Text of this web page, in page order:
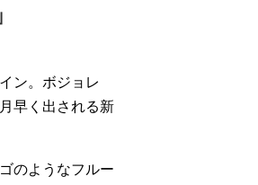
ン。ボジョレ
早く出される新
のようなフルー